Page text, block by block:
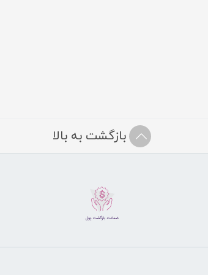
بازگشت به بالا